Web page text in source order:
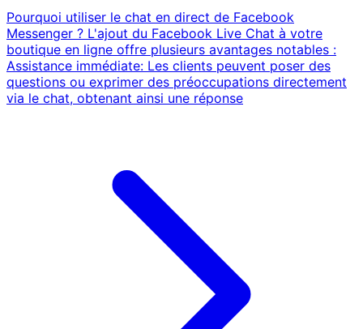
Pourquoi utiliser le chat en direct de Facebook
Messenger ? L'ajout du Facebook Live Chat à votre
boutique en ligne offre plusieurs avantages notables :
Assistance immédiate: Les clients peuvent poser des
questions ou exprimer des préoccupations directement
via le chat, obtenant ainsi une réponse